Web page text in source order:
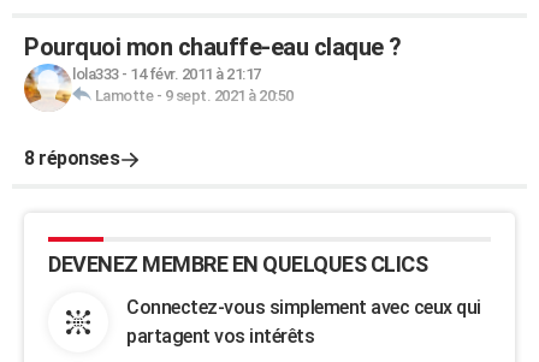
Pourquoi mon chauffe-eau claque ?
lola333- 14 févr. 2011 à 21:17
Lamotte- 9 sept. 2021 à 20:50
8 réponses
DEVENEZ MEMBRE EN QUELQUES CLICS
Connectez-vous simplement avec ceux qui
partagent vos intérêts